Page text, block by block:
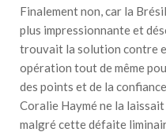
Finalement non, car la
plus impressionnante et
trouvait la solution contre
opération tout de même
des points et de la
Coralie Haymé ne la
malgré cette défaite